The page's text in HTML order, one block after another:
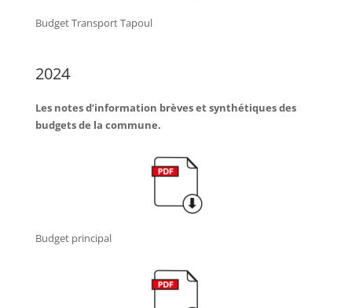
Budget Transport Tapoul
2024
Les notes d’information brèves et synthétiques des
budgets de la commune.
Budget principal